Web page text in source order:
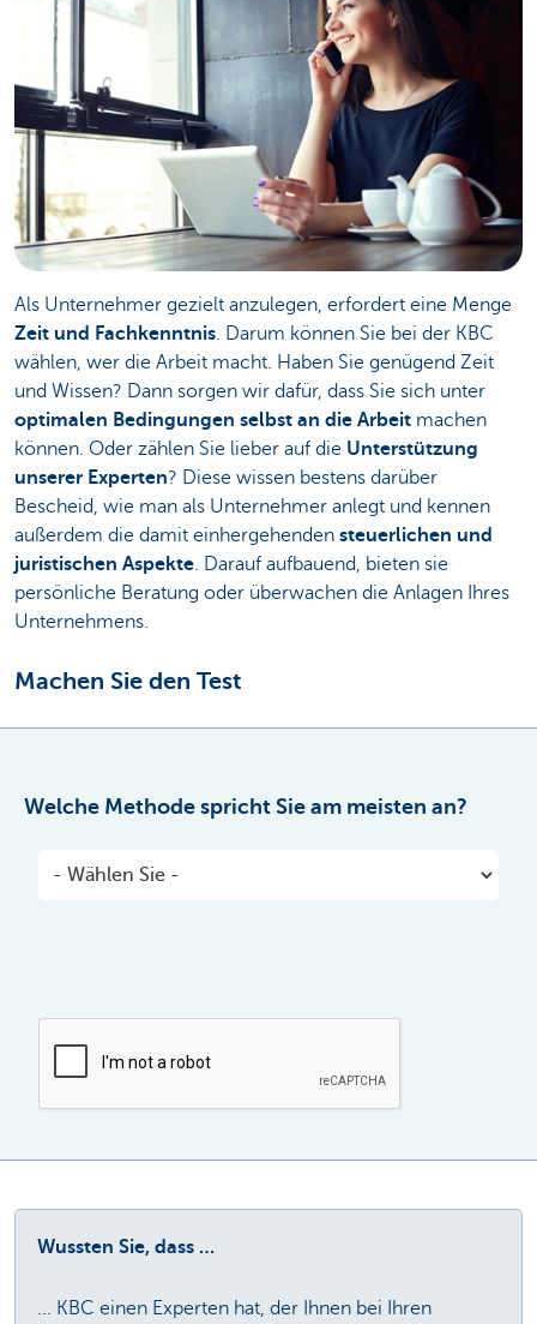
Als Unternehmer gezielt anzulegen, erfordert eine Menge
Zeit und Fachkenntnis. Darum können Sie bei der KBC
wählen, wer die Arbeit macht. Haben Sie genügend Zeit
und Wissen? Dann sorgen wir dafür, dass Sie sich unter
optimalen Bedingungen selbst an die Arbeit machen
können. Oder zählen Sie lieber auf die Unterstützung
unserer Experten? Diese wissen bestens darüber
Bescheid, wie man als Unternehmer anlegt und kennen
außerdem die damit einhergehenden steuerlichen und
juristischen Aspekte. Darauf aufbauend, bieten sie
persönliche Beratung oder überwachen die Anlagen Ihres
Unternehmens.
Machen Sie den Test
Welche Methode spricht Sie am meisten an?
Wussten Sie, dass …
... KBC einen Experten hat, der Ihnen bei Ihren